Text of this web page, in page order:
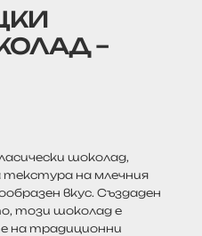
–
шоколад,
на млечния
вкус. Създаден
този шоколад е
на традиционни